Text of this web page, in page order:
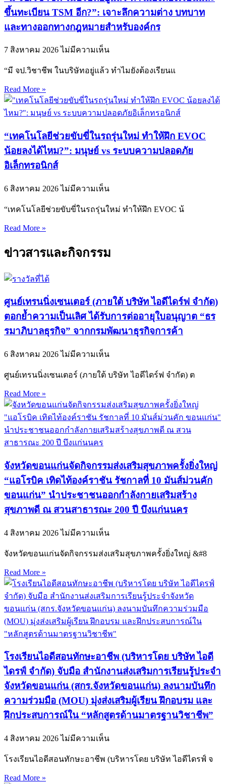
ขึ้นทะเบียน TSM อีก?”: เจาะลึกความต่าง บทบาท
และทางออกทางกฎหมายสำหรับองค์กร
7 สิงหาคม 2026ไม่มีความเห็น
“มี จป.วิชาชีพ ในบริษัทอยู่แล้ว ทำไมยังต้องเรียนแ
Read More »
“เทคโนโลยีช่วยขับขี่ในรถรุ่นใหม่ ทำให้ฝึก EVOC
น้อยลงได้ไหม?”: มนุษย์ vs ระบบความปลอดภัย
อิเล็กทรอนิกส์
6 สิงหาคม 2026ไม่มีความเห็น
“เทคโนโลยีช่วยขับขี่ในรถรุ่นใหม่ ทำให้ฝึก EVOC น้
Read More »
ข่าวสารและกิจกรรม
ศูนย์เทรนนิ่งเซนเตอร์ (ภายใต้ บริษัท ไอดีไดร์ฟ จำกัด)
ตอกย้ำความเป็นเลิศ ได้รับการต่ออายุใบอนุญาต “ธร
รมาภิบาลธุรกิจ” จากกรมพัฒนาธุรกิจการค้า
6 สิงหาคม 2026ไม่มีความเห็น
ศูนย์เทรนนิ่งเซนเตอร์ (ภายใต้ บริษัท ไอดีไดร์ฟ จำกัด) ต
Read More »
จังหวัดขอนแก่นจัดกิจกรรมส่งเสริมสุขภาพครั้งยิ่งใหญ่
“แอโรบิค เทิดไท้องค์ราชัน รัชกาลที่ 10 มันส์ม่วนคัก
ขอนแก่น” นำประชาชนออกกำลังกายเสริมสร้าง
สุขภาพดี ณ สวนสาธารณะ 200 ปี บึงแก่นนคร
4 สิงหาคม 2026ไม่มีความเห็น
จังหวัดขอนแก่นจัดกิจกรรมส่งเสริมสุขภาพครั้งยิ่งใหญ่ &#8
Read More »
โรงเรียนไอดีสอนทักษะอาชีพ (บริหารโดย บริษัท ไอดี
ไดรฟ์ จำกัด) จับมือ สำนักงานส่งเสริมการเรียนรู้ประจำ
จังหวัดขอนแก่น (สกร.จังหวัดขอนแก่น) ลงนามบันทึก
ความร่วมมือ (MOU) มุ่งส่งเสริมผู้เรียน ฝึกอบรม และ
ฝึกประสบการณ์ใน “หลักสูตรด้านมาตรฐานวิชาชีพ”
4 สิงหาคม 2026ไม่มีความเห็น
โรงเรียนไอดีสอนทักษะอาชีพ (บริหารโดย บริษัท ไอดีไดรฟ์ จ
Read More »